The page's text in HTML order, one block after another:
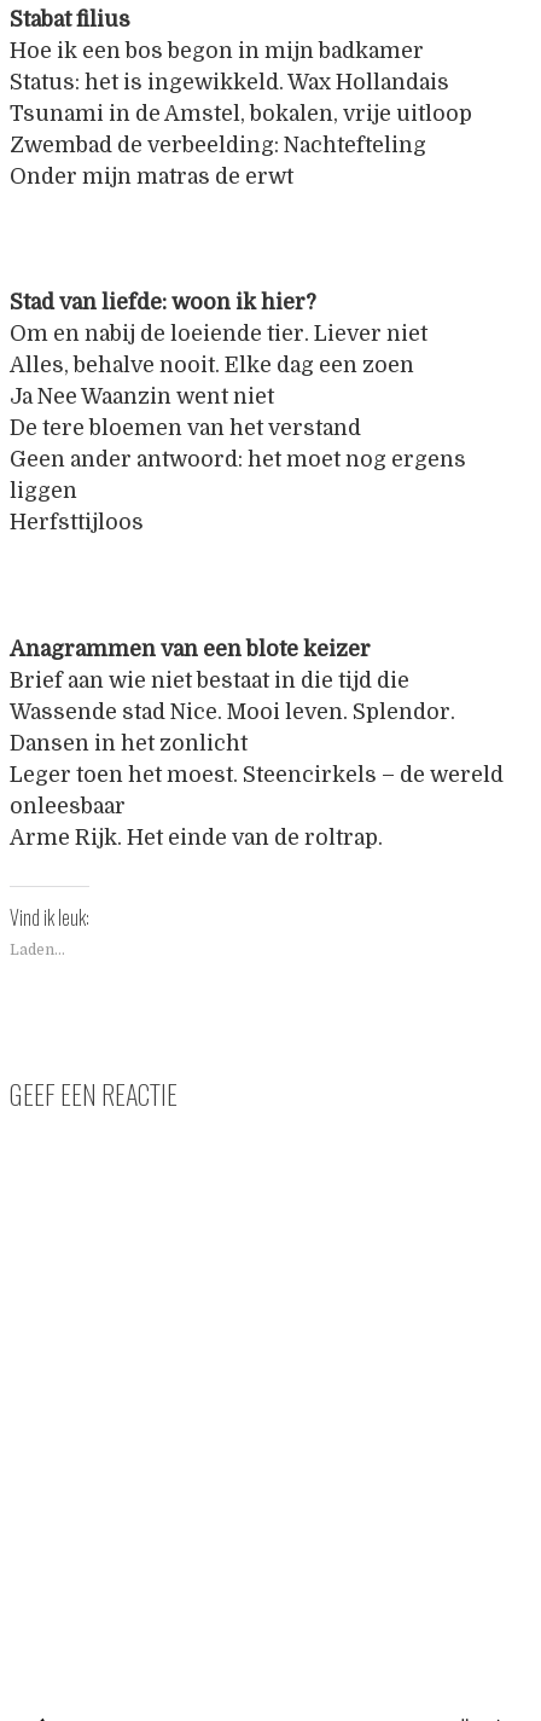
Stabat filius
Hoe ik een bos begon in mijn badkamer
Status: het is ingewikkeld. Wax Hollandais
Tsunami in de Amstel, bokalen, vrije uitloop
Zwembad de verbeelding: Nachtefteling
Onder mijn matras de erwt
Stad van liefde: woon ik hier?
Om en nabij de loeiende tier. Liever niet
Alles, behalve nooit. Elke dag een zoen
Ja Nee Waanzin went niet
De tere bloemen van het verstand
Geen ander antwoord: het moet nog ergens
liggen
Herfsttijloos
Anagrammen van een blote keizer
Brief aan wie niet bestaat in die tijd die
Wassende stad Nice. Mooi leven. Splendor.
Dansen in het zonlicht
Leger toen het moest. Steencirkels – de wereld
onleesbaar
Arme Rijk. Het einde van de roltrap.
Vind ik leuk:
Laden...
GEEF EEN REACTIE